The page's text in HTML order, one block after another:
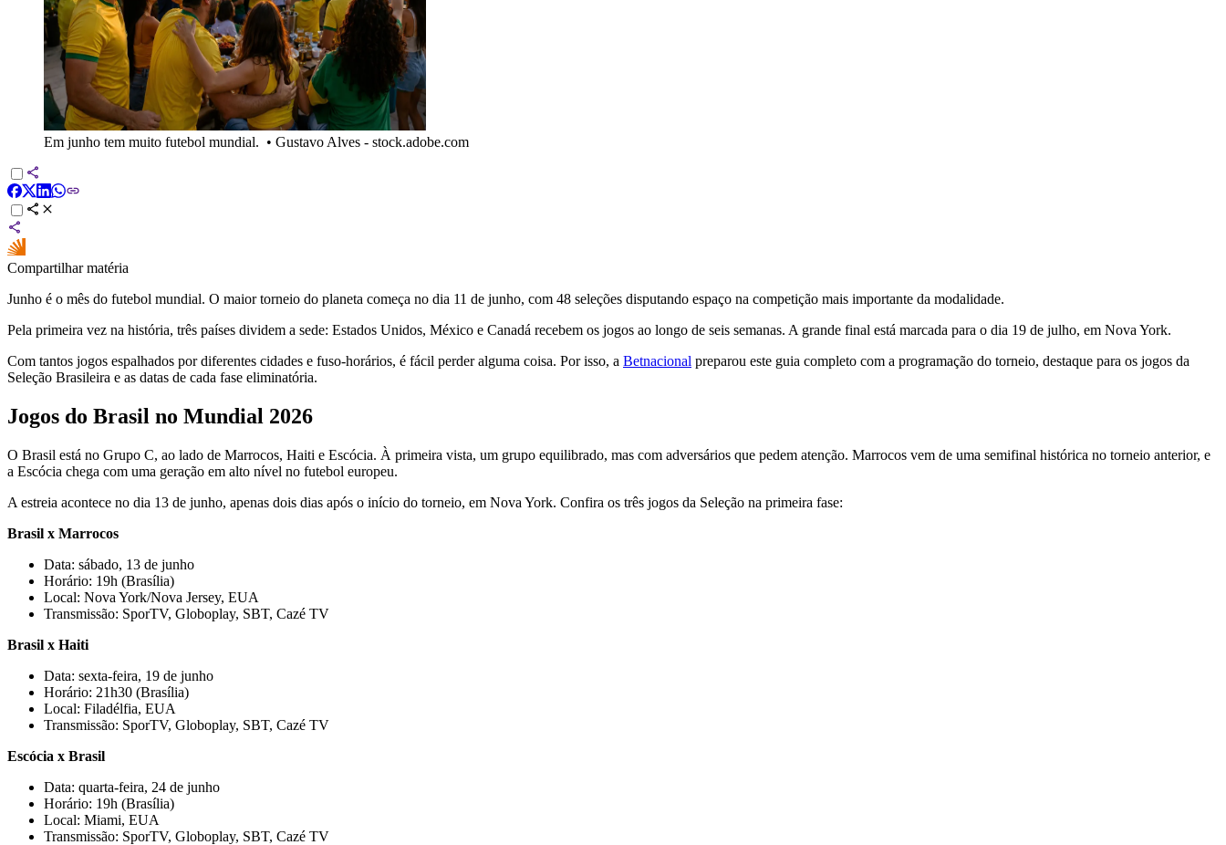
Em junho tem muito futebol mundial. • Gustavo Alves - stock.adobe.com
Compartilhar matéria
Junho é o mês do futebol mundial. O maior torneio do planeta começa no dia 11 de junho, com 48 seleções disputando espaço na competição mais importante da modalidade.
Pela primeira vez na história, três países dividem a sede: Estados Unidos, México e Canadá recebem os jogos ao longo de seis semanas. A grande final está marcada para o dia 19 de julho, em Nova York.
Com tantos jogos espalhados por diferentes cidades e fuso-horários, é fácil perder alguma coisa. Por isso, a Betnacional preparou este guia completo com a programação do torneio, destaque para os jogos da
Seleção Brasileira e as datas de cada fase eliminatória.
Jogos do Brasil no Mundial 2026
O Brasil está no Grupo C, ao lado de Marrocos, Haiti e Escócia. À primeira vista, um grupo equilibrado, mas com adversários que pedem atenção. Marrocos vem de uma semifinal histórica no torneio anterior, e
a Escócia chega com uma geração em alto nível no futebol europeu.
A estreia acontece no dia 13 de junho, apenas dois dias após o início do torneio, em Nova York. Confira os três jogos da Seleção na primeira fase:
Brasil x Marrocos
Data: sábado, 13 de junho
Horário: 19h (Brasília)
Local: Nova York/Nova Jersey, EUA
Transmissão: SporTV, Globoplay, SBT, Cazé TV
Brasil x Haiti
Data: sexta-feira, 19 de junho
Horário: 21h30 (Brasília)
Local: Filadélfia, EUA
Transmissão: SporTV, Globoplay, SBT, Cazé TV
Escócia x Brasil
Data: quarta-feira, 24 de junho
Horário: 19h (Brasília)
Local: Miami, EUA
Transmissão: SporTV, Globoplay, SBT, Cazé TV